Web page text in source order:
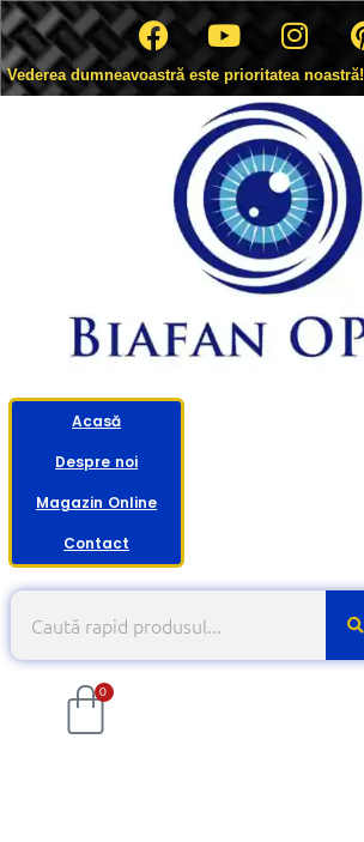
Vederea dumneavoastră este prioritatea noastră!
Acasă
Despre noi
Magazin Online
Contact
0